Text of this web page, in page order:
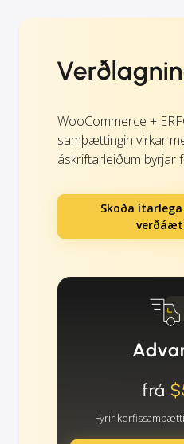
WooCommerce +
samþættingin virkar
áskriftarleiðum byrjar
Skoða
frá
Fyrir